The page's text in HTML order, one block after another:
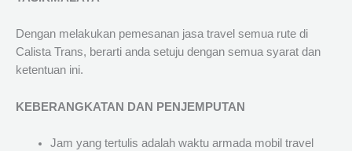
Dengan melakukan pemesanan jasa travel semua rute di
Calista Trans, berarti anda setuju dengan semua syarat dan
ketentuan ini.
KEBERANGKATAN DAN PENJEMPUTAN
Jam yang tertulis adalah waktu armada mobil travel